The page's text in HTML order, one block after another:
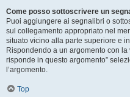
Come posso sottoscrivere un
Puoi aggiungere ai segnalibri o
sul collegamento appropriato nel
situato vicino alla parte superiore e
Rispondendo a un argomento con
risponde in questo argomento”
l’argomento.
Top